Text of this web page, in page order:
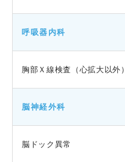
呼吸器内科
胸部Ｘ線検査（心拡大以外）
脳神経外科
脳ドック異常